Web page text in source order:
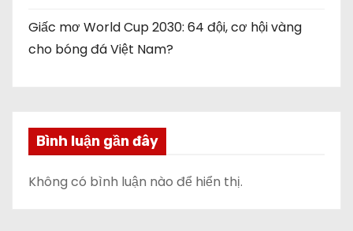
Giấc mơ World Cup 2030: 64 đội, cơ hội vàng
cho bóng đá Việt Nam?
Bình luận gần đây
Không có bình luận nào để hiển thị.